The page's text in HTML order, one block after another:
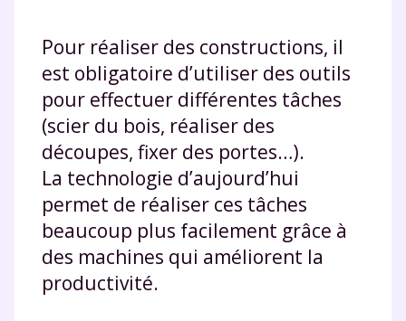
Pour réaliser des constructions, il
est obligatoire d’utiliser des outils
pour effectuer différentes tâches
(scier du bois, réaliser des
découpes, fixer des portes…).
La technologie d’aujourd’hui
permet de réaliser ces tâches
beaucoup plus facilement grâce à
des machines qui améliorent la
productivité.